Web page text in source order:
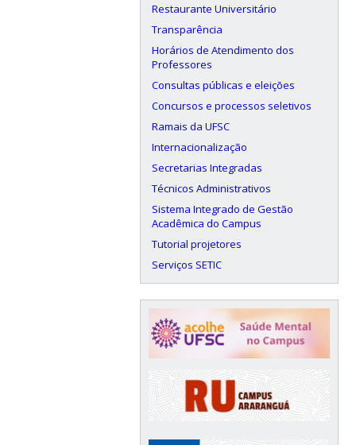
Restaurante Universitário
Transparência
Horários de Atendimento dos
Professores
Consultas públicas e eleições
Concursos e processos seletivos
Ramais da UFSC
Internacionalização
Secretarias Integradas
Técnicos Administrativos
Sistema Integrado de Gestão
Acadêmica do Campus
Tutorial projetores
Serviços SETIC